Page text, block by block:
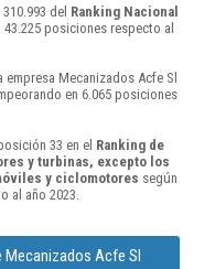
del Ranking Nacional
posiciones respecto al
empresa Mecanizados Acfe Sl
en 6.065 posiciones
33 en el Ranking de
y turbinas, excepto los
y ciclomotores según
al año 2023.
Acfe Sl